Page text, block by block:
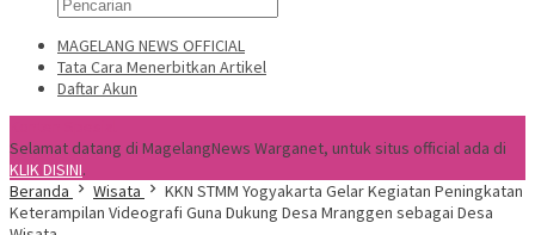
MAGELANG NEWS OFFICIAL
Tata Cara Menerbitkan Artikel
Daftar Akun
Selamat datang di MagelangNews Warganet, untuk situs official ada di
KLIK DISINI.
Beranda
Wisata
KKN STMM Yogyakarta Gelar Kegiatan Peningkatan
Keterampilan Videografi Guna Dukung Desa Mranggen sebagai Desa